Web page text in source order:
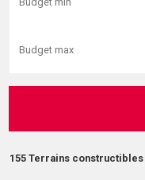
155 Terrains constructibles